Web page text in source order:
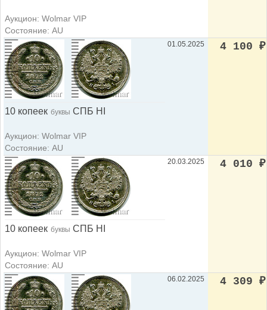
Аукцион: Wolmar VIP
Состояние: AU
10 копеек буквы СПБ НI
Аукцион: Wolmar VIP
Состояние: AU
01.05.2025 4 100 ₽
10 копеек буквы СПБ НI
Аукцион: Wolmar VIP
Состояние: AU
20.03.2025 4 010 ₽
06.02.2025 4 309 ₽